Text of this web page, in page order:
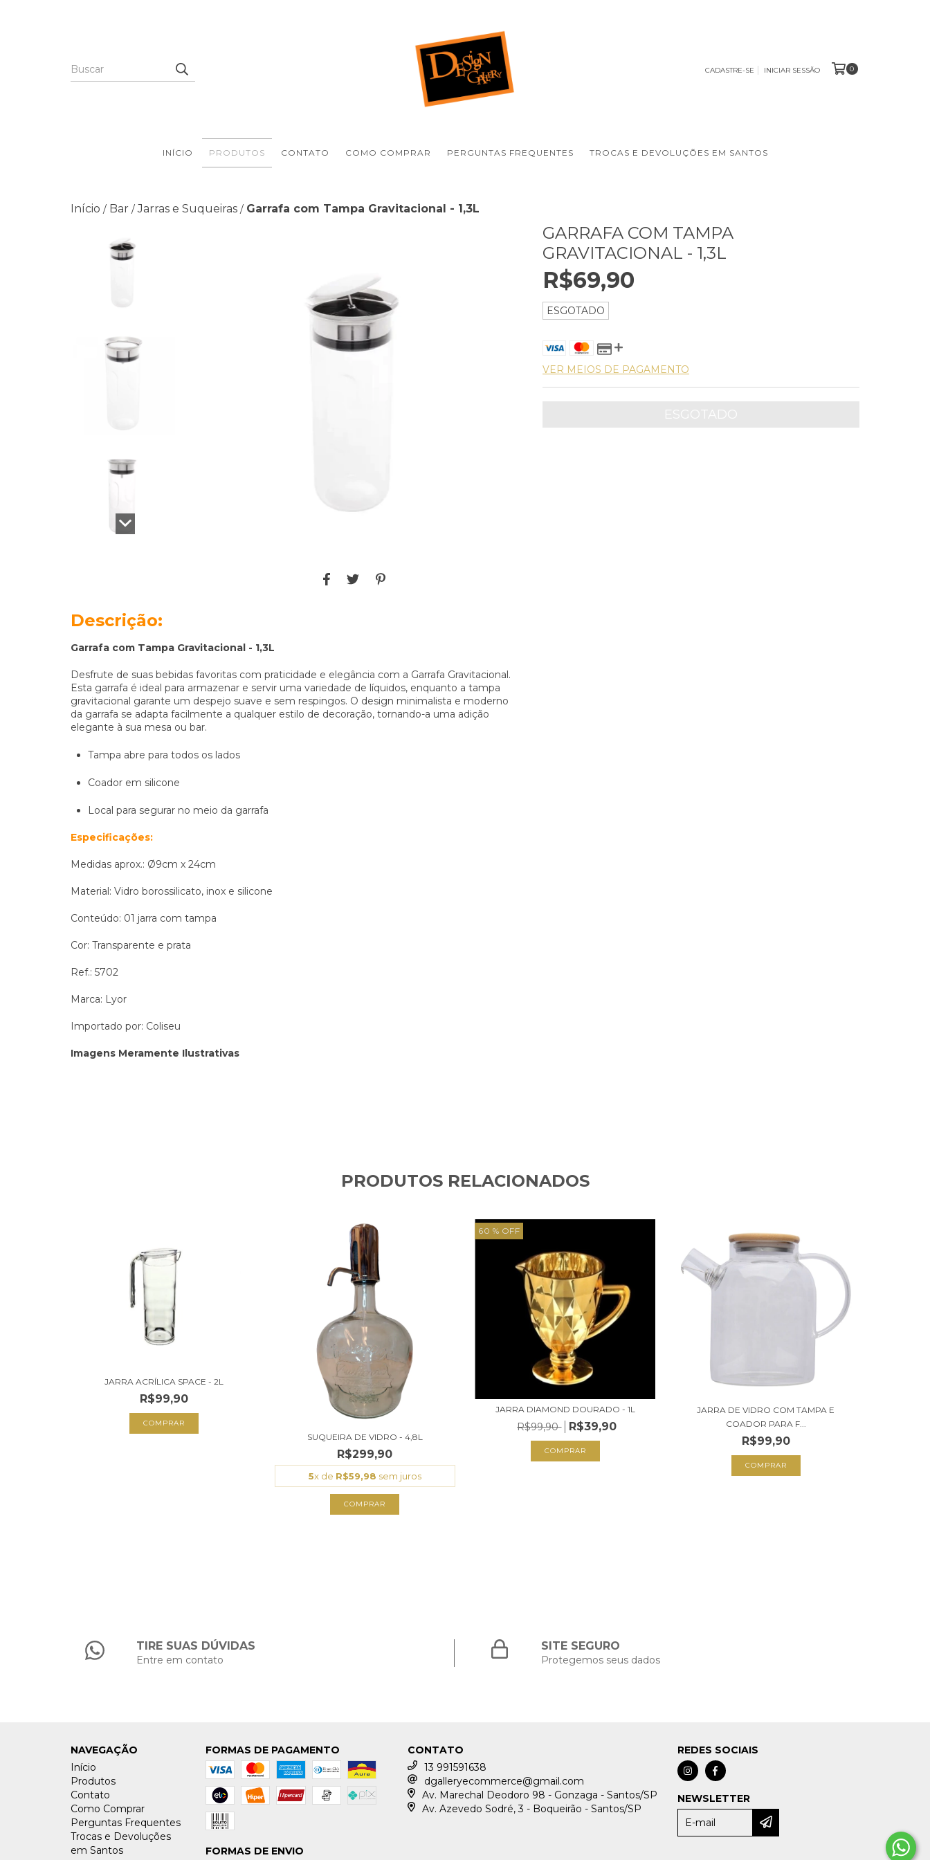
CADASTRE-SE INICIAR SESSÃO 0
INÍCIO PRODUTOS CONTATO COMO COMPRAR PERGUNTAS FREQUENTES TROCAS E DEVOLUÇÕES EM SANTOS
Início / Bar / Jarras e Suqueiras / Garrafa com Tampa Gravitacional - 1,3L
Descrição:
Garrafa com Tampa Gravitacional - 1,3L
Desfrute de suas bebidas favoritas com praticidade e elegância com a Garrafa Gravitacional.
Esta garrafa é ideal para armazenar e servir uma variedade de líquidos, enquanto a tampa
gravitacional garante um despejo suave e sem respingos. O design minimalista e moderno
da garrafa se adapta facilmente a qualquer estilo de decoração, tornando-a uma adição
elegante à sua mesa ou bar.
Tampa abre para todos os lados
Coador em silicone
Local para segurar no meio da garrafa
Especificações:
Medidas aprox.: Ø9cm x 24cm
Material: Vidro borossilicato, inox e silicone
Conteúdo: 01 jarra com tampa
Cor: Transparente e prata
Ref.: 5702
Marca: Lyor
Importado por: Coliseu
Imagens Meramente Ilustrativas
GARRAFA COM TAMPA
GRAVITACIONAL - 1,3L
R$69,90
ESGOTADO
VER MEIOS DE PAGAMENTO
PRODUTOS RELACIONADOS
JARRA ACRÍLICA SPACE - 2L
R$99,90
SUQUEIRA DE VIDRO - 4,8L
R$299,90
5x de R$59,98 sem juros
60 % OFF
JARRA DIAMOND DOURADO - 1L
R$99,90 R$39,90
COMPRAR
JARRA DE VIDRO COM TAMPA E
COADOR PARA F...
R$99,90
TIRE SUAS DÚVIDAS
Entre em contato
SITE SEGURO
Protegemos seus dados
NAVEGAÇÃO
Início
Produtos
Contato
Como Comprar
Perguntas Frequentes
Trocas e Devoluções
em Santos
FORMAS DE PAGAMENTO
FORMAS DE ENVIO
CONTATO
13 991591638
dgalleryecommerce@gmail.com
Av. Marechal Deodoro 98 - Gonzaga - Santos/SP
Av. Azevedo Sodré, 3 - Boqueirão - Santos/SP
REDES SOCIAIS
NEWSLETTER